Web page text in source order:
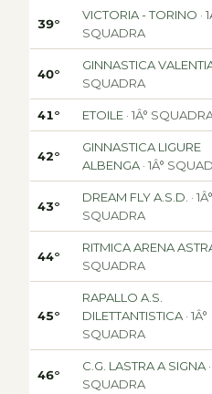
39°
VICTORIA - TORINO ·
SQUADRA
40°
GINNASTICA
SQUADRA
41° ETOILE · 1Â°
42°
GINNASTICA LIGURE
ALBENGA · 1Â°
43°
DREAM FLY A.S.D. · 1Â°
SQUADRA
44°
RITMICA ARENA
SQUADRA
45°
RAPALLO A.S.
DILETTANTISTICA · 1Â°
SQUADRA
46°
C.G. LASTRA A SIGNA
SQUADRA